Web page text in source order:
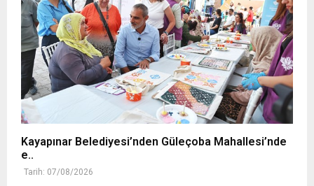
Kayapınar Belediyesi’nden Güleçoba Mahallesi’nde
e..
Tarih: 07/08/2026